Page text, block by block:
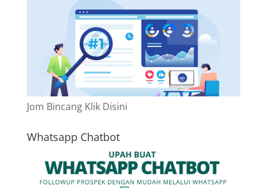
Jom Bincang Klik Disini
Whatsapp Chatbot